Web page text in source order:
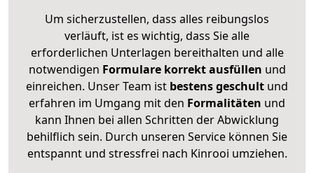
Um sicherzustellen, dass alles reibungslos
verläuft, ist es wichtig, dass Sie alle
erforderlichen Unterlagen bereithalten und alle
notwendigen Formulare korrekt ausfüllen und
einreichen. Unser Team ist bestens geschult und
erfahren im Umgang mit den Formalitäten und
kann Ihnen bei allen Schritten der Abwicklung
behilflich sein. Durch unseren Service können Sie
entspannt und stressfrei nach Kinrooi umziehen.